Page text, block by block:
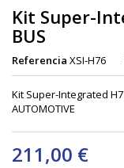
Kit Super-
BUS
Referencia XSI-H76
Kit Super-Integrated H7
AUTOMOTIVE
211,00 €